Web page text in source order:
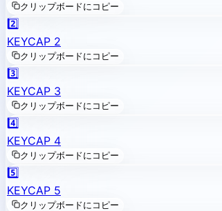
クリップボードにコピー
2️⃣
KEYCAP 2
クリップボードにコピー
3️⃣
KEYCAP 3
クリップボードにコピー
4️⃣
KEYCAP 4
クリップボードにコピー
5️⃣
KEYCAP 5
クリップボードにコピー